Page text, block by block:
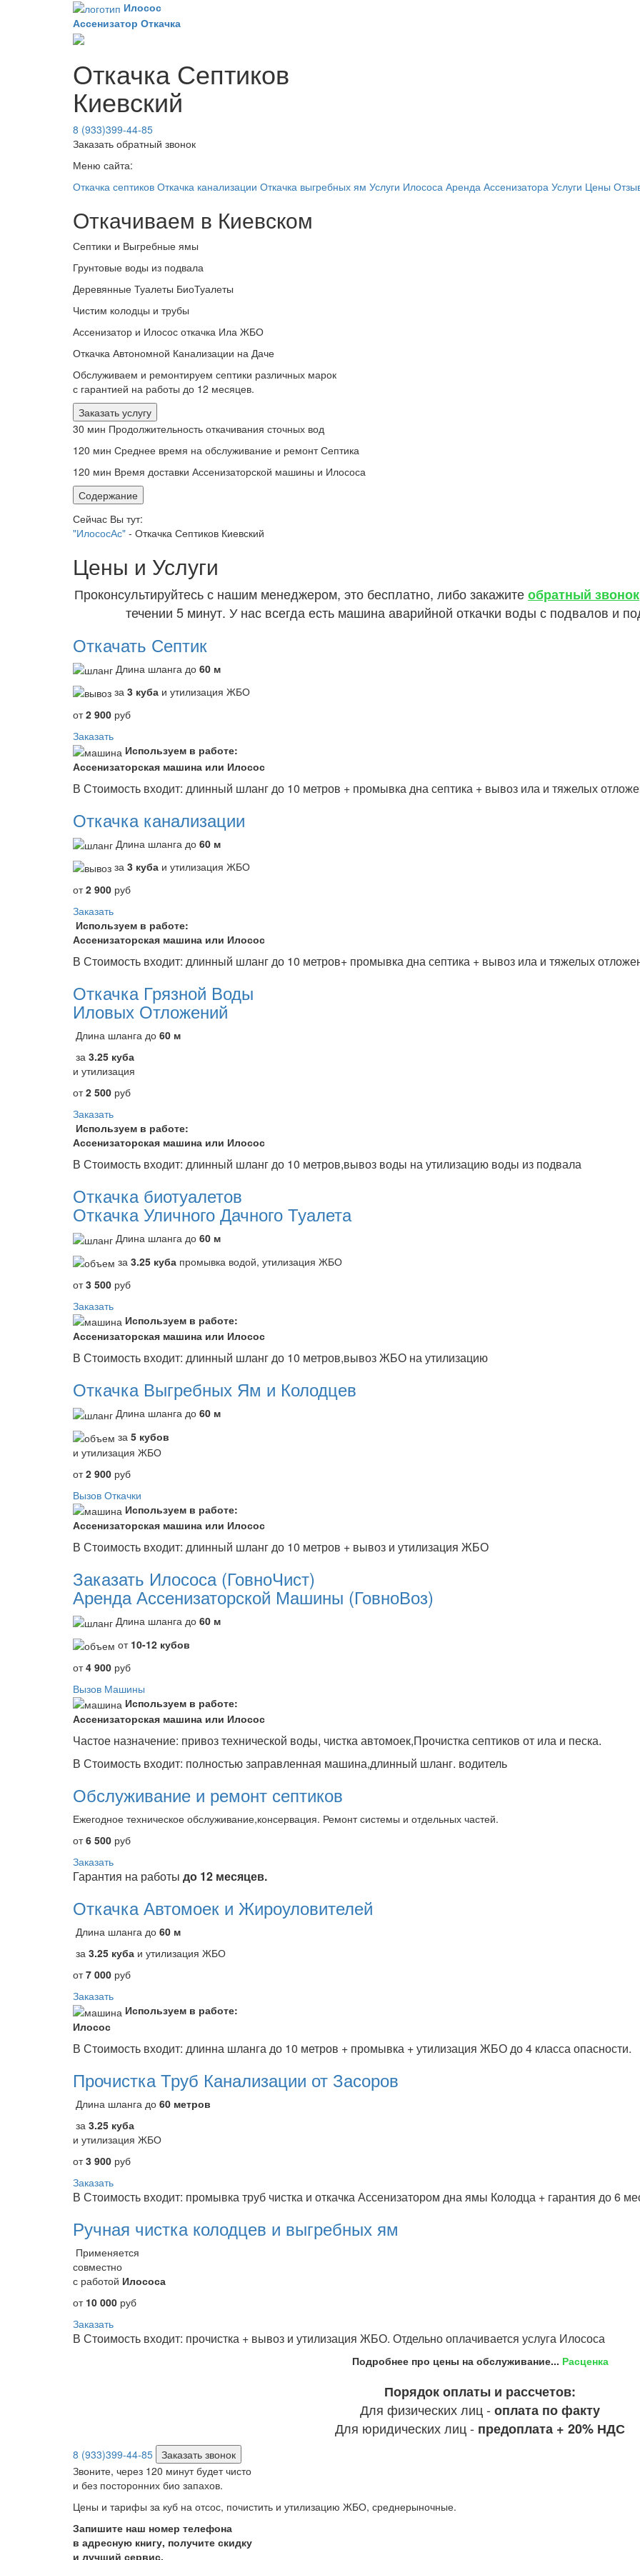
Илосос
Ассенизатор Откачка
Откачка Септиков
Киевский
8 (933)399-44-85
Заказать обратный звонок
Меню сайта:
Откачка септиков Откачка канализации Откачка выгребных ям Услуги Илососа Аренда Ассенизатора Услуги Цены
Откачиваем в Киевском
Септики и Выгребные ямы
Грунтовые воды из подвала
Деревянные Туалеты БиоТуалеты
Чистим колодцы и трубы
Ассенизатор и Илосос откачка Ила ЖБО
Откачка Автономной Канализации на Даче
Обслуживаем и ремонтируем септики различных марок
с гарантией на работы до 12 месяцев.
Заказать услугу
30 мин Продолжительность откачивания сточных вод
120 мин Среднее время на обслуживание и ремонт Септика
120 мин Время доставки Ассенизаторской машины и Илососа
Содержание
Сейчас Вы тут:
"ИлососАс" - Откачка Септиков Киевский
Цены и Услуги
Проконсультируйтесь с нашим менеджером, это бесплатно, либо закажитеобратный звонок
течении 5 минут. У нас всегда есть машина аварийной откачки воды с подвалов и
Откачать Септик
Длина шланга до 60 м
за 3 куба и утилизация ЖБО
от2 900 руб
Заказать
Используем в работе:
Ассенизаторская машина или Илосос
В Стоимость входит: длинный шланг до 10 метров + промывка дна септика + вывоз ила и тяжелых
Откачка канализации
Длина шланга до 60 м
за 3 куба и утилизация ЖБО
от2 900 руб
Заказать
Используем в работе:
Ассенизаторская машина или Илосос
В Стоимость входит: длинный шланг до 10 метров+ промывка дна септика + вывоз ила и тяжелых
Откачка Грязной Воды
Иловых Отложений
Длина шланга до 60 м
за 3.25 куба
и утилизация
от2 500 руб
Заказать
Используем в работе:
Ассенизаторская машина или Илосос
В Стоимость входит: длинный шланг до 10 метров,вывоз воды на утилизацию воды из подвала
Откачка биотуалетов
Откачка Уличного Дачного Туалета
Длина шланга до 60 м
за 3.25 куба промывка водой, утилизация ЖБО
от3 500 руб
Заказать
Используем в работе:
Ассенизаторская машина или Илосос
В Стоимость входит: длинный шланг до 10 метров,вывоз ЖБО на утилизацию
Откачка Выгребных Ям и Колодцев
Длина шланга до 60 м
за 5 кубов
и утилизация ЖБО
от2 900 руб
Вызов Откачки
Используем в работе:
Ассенизаторская машина или Илосос
В Стоимость входит: длинный шланг до 10 метров + вывоз и утилизация ЖБО
Заказать Илососа (ГовноЧист)
Аренда Ассенизаторской Машины (ГовноВоз)
Длина шланга до 60 м
от 10-12 кубов
от4 900 руб
Вызов Машины
Используем в работе:
Ассенизаторская машина или Илосос
Частое назначение: привоз технической воды, чистка автомоек,Прочистка септиков от ила и песка.
В Стоимость входит: полностью заправленная машина,длинный шланг. водитель
Обслуживание и ремонт септиков
Ежегодное техническое обслуживание,консервация. Ремонт системы и отдельных частей.
от6 500 руб
Заказать
Гарантия на работы до 12 месяцев.
Откачка Автомоек и Жироуловителей
Длина шланга до 60 м
за 3.25 куба и утилизация ЖБО
от7 000 руб
Заказать
Используем в работе:
Илосос
В Стоимость входит: длинна шланга до 10 метров + промывка + утилизация ЖБО до 4 класса опасности.
Прочистка Труб Канализации от Засоров
Длина шланга до 60 метров
за 3.25 куба
и утилизация ЖБО
от3 900 руб
Заказать
В Стоимость входит: промывка труб чистка и откачка Ассенизатором дна ямы Колодца + гарантия до 6
Ручная чистка колодцев и выгребных ям
Применяется
совместно
с работой Илососа
от 10 000 руб
Заказать
В Стоимость входит: прочистка + вывоз и утилизация ЖБО. Отдельно оплачивается услуга Илососа
Подробнее про цены на обслуживание... Расценка
Порядок оплаты и рассчетов:
Для физических лиц - оплата по факту
Для юридических лиц - предоплата + 20% НДС
8 (933)399-44-85 Заказать звонок
Звоните, через 120 минут будет чисто
и без посторонних био запахов.
Цены и тарифы за куб на отсос, почистить и утилизацию ЖБО, среднерыночные.
Запишите наш номер телефона
в адресную книгу, получите скидку
и лучший сервис.